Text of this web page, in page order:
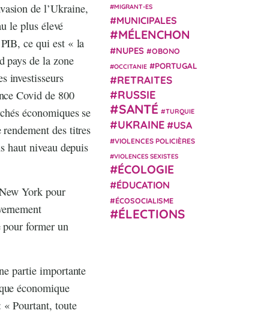
de l’Ukraine,
le plus élevé
ce qui est « la
pays de la zone
investisseurs
Covid de 800
économiques se
des titres
haut niveau depuis
York pour
former un
partie importante
économique
Pourtant, toute
MIGRANT-ES
MUNICIPALES
MÉLENCHON
NUPES OBONO
OCCITANIE PORTUGAL
RETRAITES
RUSSIE
SANTÉ TURQUIE
UKRAINE USA
VIOLENCES POLICIÈRES
VIOLENCES SEXISTES
ÉCOLOGIE
ÉDUCATION
ÉCOSOCIALISME
ÉLECTIONS